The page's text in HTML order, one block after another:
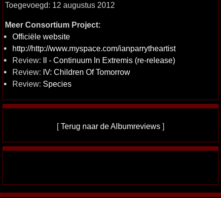
Toegevoegd: 12 augustus 2012
Meer Consortium Project:
Officiële website
http://http://www.myspace.com/ianparrytheartist
Review: II - Continuum In Extremis (re-release)
Review: IV: Children Of Tomorrow
Review: Species
[Terug naar de Albumreviews ]